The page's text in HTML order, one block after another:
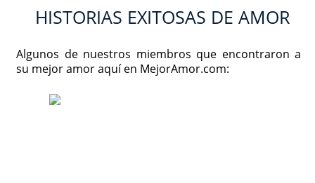
HISTORIAS EXITOSAS DE AMOR
Algunos de nuestros miembros que encontraron a
su mejor amor aquí en MejorAmor.com: